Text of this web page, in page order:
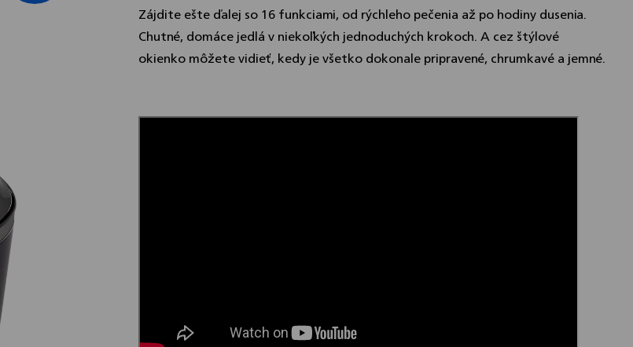
cena:
Zájdite ešte ďalej so 16 funkciami, od rýchleho pečenia až po hodiny dusenia.
Chutné, domáce jedlá v niekoľkých jednoduchých krokoch. A cez štýlové
okienko môžete vidieť, kedy je všetko dokonale pripravené, chrumkavé a jemné.